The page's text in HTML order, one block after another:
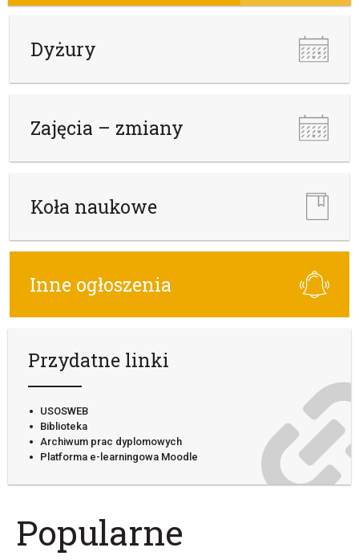
Dyżury
Zajęcia – zmiany
Koła naukowe
Inne ogłoszenia
Przydatne linki
USOSWEB
Biblioteka
Archiwum prac dyplomowych
Platforma e-learningowa Moodle
Popularne